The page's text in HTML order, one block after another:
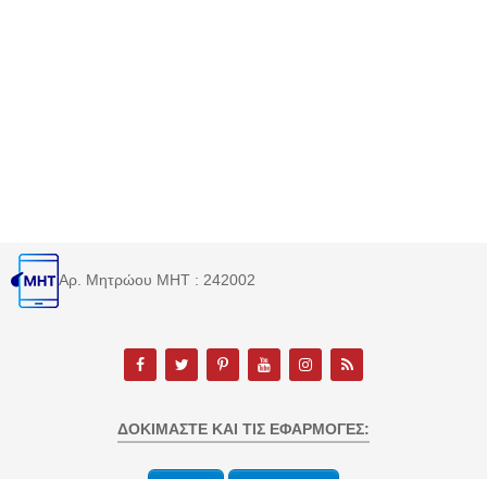
Αρ. Μητρώου MHT : 242002
ΔΟΚΙΜΆΣΤΕ ΚΑΙ ΤΙΣ ΕΦΑΡΜΟΓΈΣ: